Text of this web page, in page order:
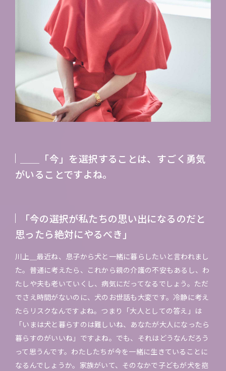
＿＿「今」を選択することは、すごく勇気
がいることですよね。
「今の選択が私たちの思い出になるのだと
思ったら絶対にやるべき」
川上＿最近ね、息子から犬と一緒に暮らしたいと言われまし
た。普通に考えたら、これから親の介護の不安もあるし、わ
たしや夫も老いていくし、病気にだってなるでしょう。ただ
でさえ時間がないのに、犬のお世話も大変です。冷静に考え
たらリスクなんですよね。つまり「大人としての答え」は
「いまは犬と暮らすのは難しいね、あなたが大人になったら
暮らすのがいいね」ですよね。でも、それはどうなんだろう
って思うんです。わたしたちが今を一緒に生きていることに
なるんでしょうか。家族がいて、そのなかで子どもが犬を抱